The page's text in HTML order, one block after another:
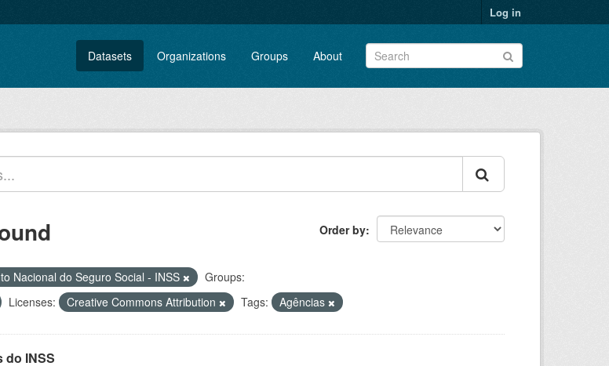
Log in
Datasets Organizations Groups About
Order by
Nacional do Seguro Social - INSS
Groups:
Licenses: Creative Commons Attribution Tags: Agências
do INSS